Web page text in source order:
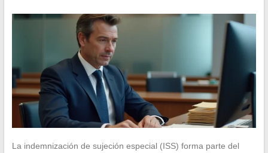
La indemnización de sujeción especial (ISS) forma parte del